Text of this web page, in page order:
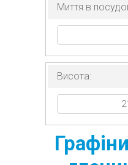
Миття в
Висота: